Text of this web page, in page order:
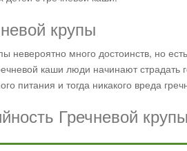
крупы
невероятно много достоинств, но
каши люди начинают
питания и тогда никакого вреда
Гречневой